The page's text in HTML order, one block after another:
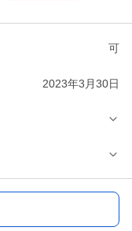
可
2023年3月30日